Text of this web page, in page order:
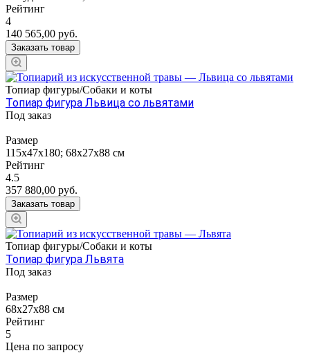
Рейтинг
4
140 565,00 руб.
Заказать товар
Топиар фигуры/Собаки и коты
Топиар фигура Львица со львятами
Под заказ
Размер
115х47х180; 68х27х88 см
Рейтинг
4.5
357 880,00 руб.
Заказать товар
Топиар фигуры/Собаки и коты
Топиар фигура Львята
Под заказ
Размер
68х27х88 см
Рейтинг
5
Цена по запросу